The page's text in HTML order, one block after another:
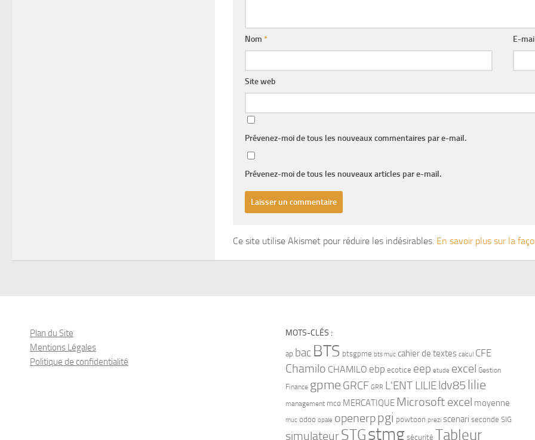
Nom * E-
Site web
Prévenez-moi de tous les nouveaux commentaires par e-mail.
Prévenez-moi de tous les nouveaux articles par e-mail.
Ce site utilise Akismet pour réduire les indésirables. En savoir plus sur la
Plan du Site
Mentions Légales
Politique de confidentialité
MOTS-CLÉS :
ap bac BTS btsgpme bts muc cahier de textes calcul CFE
Chamilo CHAMILO ebp ecotice eep etude excel Gestion
Finance gpme GRCF GRR L'ENT LILIEldv85 lilie
management mco MERCATIQUE Microsoft excel moyenne
muc odoo opale openerppgi powtoon prezi scenari seconde SIG
simulateurSTGstmg sécurité Tableur